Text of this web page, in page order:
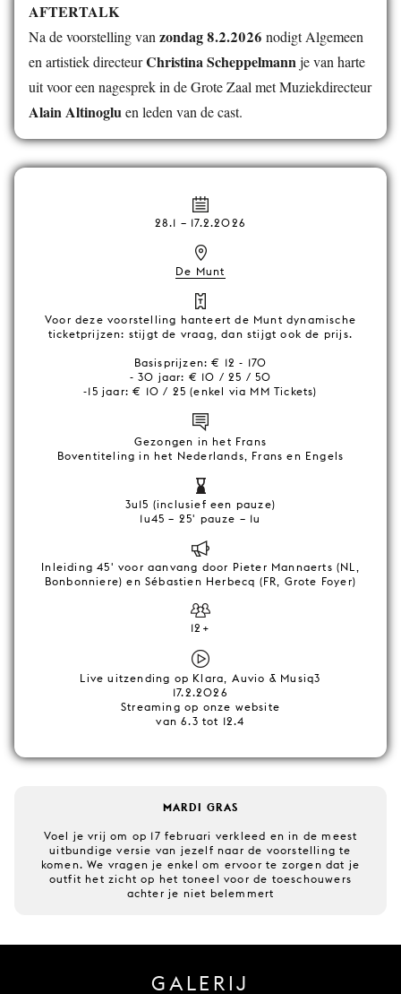
AFTERTALK
Na de voorstelling van zondag 8.2.2026 nodigt Algemeen
en artistiek directeurChristina Scheppelmannje van harte
uit voor een nagesprek in de Grote Zaal met Muziekdirecteur
Alain Altinogluen leden van de cast.
28.1 – 17.2.2026
De Munt
Voor deze voorstelling hanteert de Munt dynamische
ticketprijzen: stijgt de vraag, dan stijgt ook de prijs.
Basisprijzen: € 12 - 170
- 30 jaar: € 10 / 25 / 50
-15 jaar: € 10 / 25 (enkel via MM Tickets)
Gezongen in het Frans
Boventiteling in het Nederlands, Frans en Engels
3u15 (inclusief een pauze)
1u45 – 25' pauze – 1u
Inleiding 45' voor aanvang door Pieter Mannaerts (NL,
Bonbonniere) en Sébastien Herbecq (FR, Grote Foyer)
12+
Live uitzending op Klara, Auvio & Musiq3
17.2.2026
Streaming op onze website
van 6.3 tot 12.4
MARDI GRAS
Voel je vrij om op 17 februari verkleed en in de meest
uitbundige versie van jezelf naar de voorstelling te
komen. We vragen je enkel om ervoor te zorgen dat je
outfit het zicht op het toneel voor de toeschouwers
achter je niet belemmert
GALERIJ